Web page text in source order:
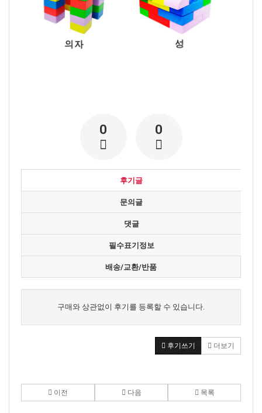
0 0
후기글
문의글
댓글
필수표기정보
배송/교환/반품
구매와 상관없이 후기를 등록할 수 있습니다.
후기쓰기 더보기
이전 다음 목록